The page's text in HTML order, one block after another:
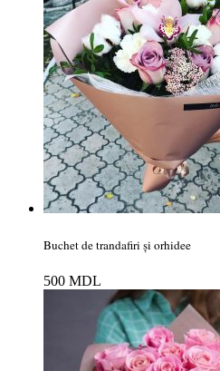
Buchet de trandafiri și orhidee
500 MDL